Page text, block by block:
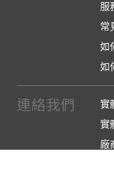
服
常
如
如
連絡我們
實
實
廠